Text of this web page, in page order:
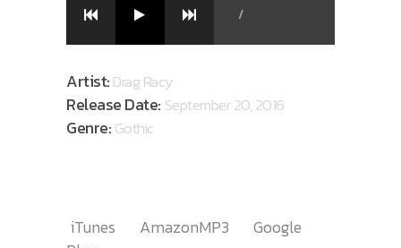
/
Artist:Drag Racy
Release Date: September 20, 2016
Genre:Gothic
iTunes AmazonMP3
Google